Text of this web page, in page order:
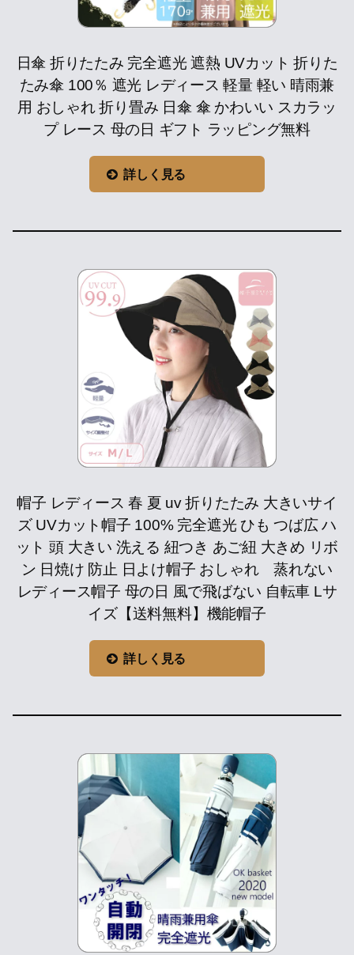
日傘 折りたたみ 完全遮光 遮熱 UVカット 折りた
たみ傘 100％ 遮光 レディース 軽量 軽い 晴雨兼
用 おしゃれ 折り畳み 日傘 傘 かわいい スカラッ
プ レース 母の日 ギフト ラッピング無料
詳しく見る
帽子 レディース 春 夏 uv 折りたたみ 大きいサイ
ズ UVカット帽子 100% 完全遮光 ひも つば広 ハ
ット 頭 大きい 洗える 紐つき あご紐 大きめ リボ
ン 日焼け 防止 日よけ帽子 おしゃれ 蒸れない
レディース帽子 母の日 風で飛ばない 自転車 Lサ
イズ【送料無料】機能帽子
詳しく見る